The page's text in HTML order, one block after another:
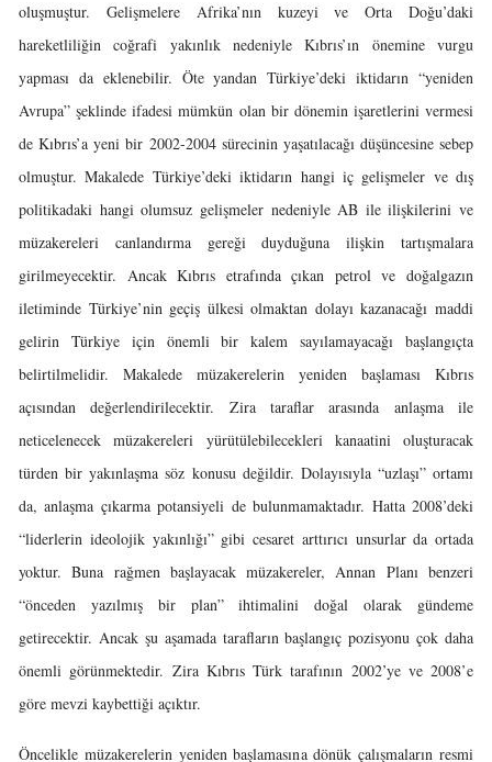
oluşmuştur. Gelişmelere Afrika’nın kuzeyi ve Orta Doğu’daki
hareketliliğin coğrafi yakınlık nedeniyle Kıbrıs’ın önemine vurgu
yapması da eklenebilir. Öte yandan Türkiye’deki iktidarın “yeniden
Avrupa” şeklinde ifadesi mümkün olan bir dönemin işaretlerini vermesi
de Kıbrıs’a yeni bir 2002-2004 sürecinin yaşatılacağı düşüncesine sebep
olmuştur. Makalede Türkiye’deki iktidarın hangi iç gelişmeler ve dış
politikadaki hangi olumsuz gelişmeler nedeniyle AB ile ilişkilerini ve
müzakereleri canlandırma gereği duyduğuna ilişkin tartışmalara
girilmeyecektir. Ancak Kıbrıs etrafında çıkan petrol ve doğalgazın
iletiminde Türkiye’nin geçiş ülkesi olmaktan dolayı kazanacağı maddi
gelirin Türkiye için önemli bir kalem sayılamayacağı başlangıçta
belirtilmelidir. Makalede müzakerelerin yeniden başlaması Kıbrıs
açısından değerlendirilecektir. Zira taraflar arasında anlaşma ile
neticelenecek müzakereleri yürütülebilecekleri kanaatini oluşturacak
türden bir yakınlaşma söz konusu değildir. Dolayısıyla “uzlaşı” ortamı
da, anlaşma çıkarma potansiyeli de bulunmamaktadır. Hatta 2008’deki
“liderlerin ideolojik yakınlığı” gibi cesaret arttırıcı unsurlar da ortada
yoktur. Buna rağmen başlayacak müzakereler, Annan Planı benzeri
“önceden yazılmış bir plan” ihtimalini doğal olarak gündeme
getirecektir. Ancak şu aşamada tarafların başlangıç pozisyonu çok daha
önemli görünmektedir. Zira Kıbrıs Türk tarafının 2002’ye ve 2008’e
göre mevzi kaybettiği açıktır.
Öncelikle müzakerelerin yeniden başlamasına dönük çalışmaların resmi